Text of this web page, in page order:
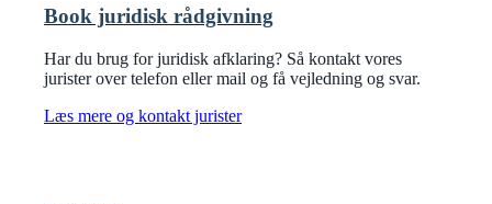
Book juridisk rådgivning
Har du brug for juridisk afklaring? Så kontakt vores
jurister over telefon eller mail og få vejledning og svar.
Læs mere og kontakt jurister